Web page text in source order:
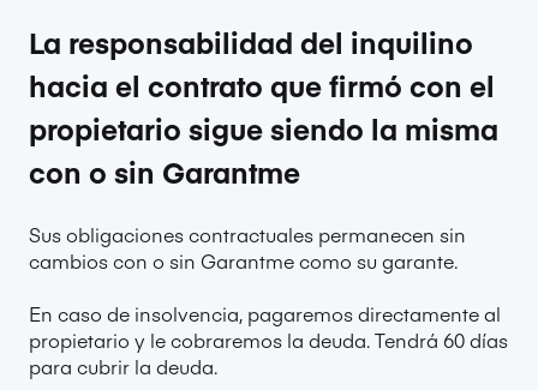
La responsabilidad del inquilino
hacia el contrato que firmó con el
propietario sigue siendo la misma
con o sin Garantme
Sus obligaciones contractuales permanecen sin
cambios con o sin Garantme como su garante.
En caso de insolvencia, pagaremos directamente al
propietario y le cobraremos la deuda. Tendrá 60 días
para cubrir la deuda.